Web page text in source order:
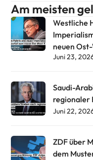
Am meisten
Westliche
neuen
Juni 23,
Saudi-
regionaler
Juni 22,
ZDF über
dem